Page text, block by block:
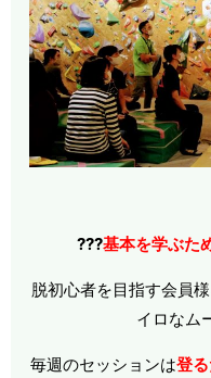
???基本を学ぶた
脱初心者を目指す会員
イロなム
毎週のセッションは登